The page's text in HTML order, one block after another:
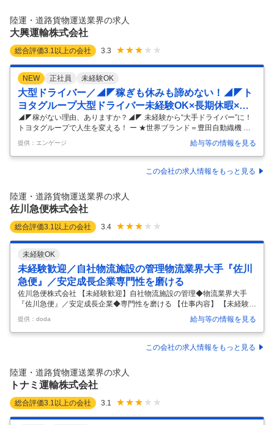
中、女性活躍中、職種未経験OK、新卒・第二新卒歓迎 【仕事内容】 働
きやすさが魅力の 当社「福山通運株式会社」で働きませんか？ ≪お仕
陸運・道路貨物運送業界の求人
大興運輸株式会社
総合評価3.1 以上の会社 3.3
NEW 正社員 未経験OK
大型ドライバー／◢◤稼ぎも休みも諦めない！◢◤ト
ヨタグループ大型ドライバー未経験OK×長期休暇×福
利厚生MAX
◢◤稼がない理由、ありますか？◢◤ 未経験から“大手ドライバー”に！
トヨタグループで人生を変える！ ー ★世界ブランド＝豊田自動織機 ★5
0年黒字＝仕事量は安定MAX ★長期休暇＝GW・夏・冬ぜんぶ取れる ★
福利厚生＝他社と比べモンスター級 ★未経験からキャリア爆上げ可能 ー
「もっと稼ぎたい」 「でも休みも欲しい」 「安定企業で腰を据えたい」
全部、ウチで叶います。 お任せするのは大型トラックで の短～中距離輸
関係な く活躍できます。 ▽1日の流れはシンプル 出勤・点呼→スケジュ
ール確認 →荷積み（リフト作業）→出発 →到
提供：エンゲージ 給与等の情報を見る
この会社の求人情報をもっと見る
陸運・道路貨物運送業界の求人
佐川急便株式会社
総合評価3.1 以上の会社 3.4
未経験OK
未経験歓迎／自社物流施設の管理物流業界大手『佐川
急便』／安定成長企業専門性を磨ける
佐川急便株式会社 【未経験歓迎】自社物流施設の管理◆物流業界大手
『佐川急便』／安定成長企業◆専門性を磨ける 【仕事内容】 【未経験歓
迎】自社物流施設の管理◆物流業界大手『佐川急便』／安定成長企業◆
専門性を磨ける 【具体的な仕事内容】 ～自社使用物流施設の管理／現場
対応少なめ／安定環境で専門性を磨く／物流業界大手『佐川急便』で安
定就業～ ■業務内容： ・物流業界のリーディングカンパニーである当社
します。 ・本ポジションは施工・工事の現場で手を動かす仕事ではな
く、修繕・設備管理に関わる事務処理や社内外調整が中心です。 ・未経
験の方でも…
提供：doda 給与等の情報を見る
この会社の求人情報をもっと見る
陸運・道路貨物運送業界の求人
トナミ運輸株式会社
総合評価3.1 以上の会社 3.1